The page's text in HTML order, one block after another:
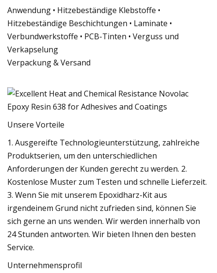
Anwendung • Hitzebeständige Klebstoffe •
Hitzebeständige Beschichtungen • Laminate •
Verbundwerkstoffe • PCB-Tinten • Verguss und
Verkapselung
Verpackung & Versand
Unsere Vorteile
1. Ausgereifte Technologieunterstützung, zahlreiche
Produktserien, um den unterschiedlichen
Anforderungen der Kunden gerecht zu werden. 2.
Kostenlose Muster zum Testen und schnelle Lieferzeit.
3. Wenn Sie mit unserem Epoxidharz-Kit aus
irgendeinem Grund nicht zufrieden sind, können Sie
sich gerne an uns wenden. Wir werden innerhalb von
24 Stunden antworten. Wir bieten Ihnen den besten
Service.
Unternehmensprofil